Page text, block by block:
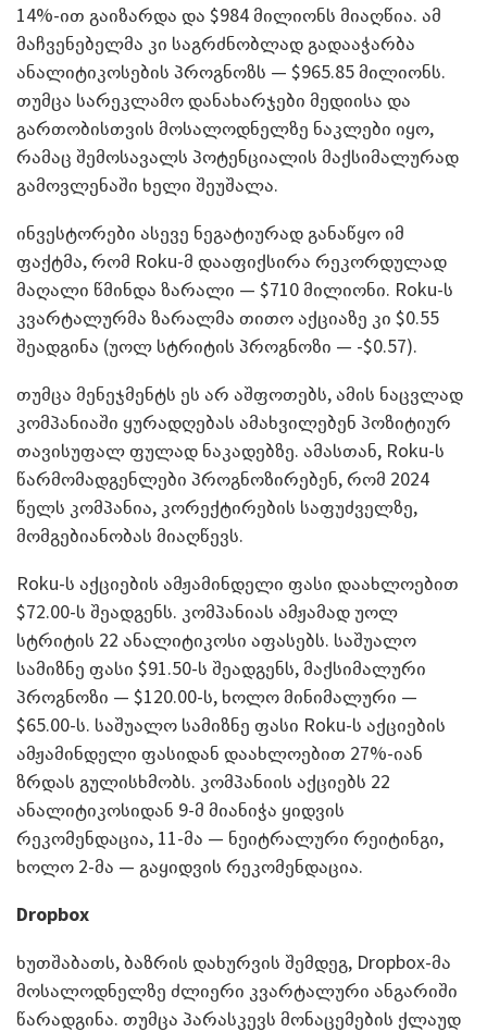
14%-ით გაიზარდა და $984 მილიონს მიაღწია. ამ
მაჩვენებელმა კი საგრძნობლად გადააჭარბა
ანალიტიკოსების პროგნოზს — $965.85 მილიონს.
თუმცა სარეკლამო დანახარჯები მედიისა და
გართობისთვის მოსალოდნელზე ნაკლები იყო,
რამაც შემოსავალს პოტენციალის მაქსიმალურად
გამოვლენაში ხელი შეუშალა.
ინვესტორები ასევე ნეგატიურად განაწყო იმ
ფაქტმა, რომ Roku-მ დააფიქსირა რეკორდულად
მაღალი წმინდა ზარალი — $710 მილიონი. Roku-ს
კვარტალურმა ზარალმა თითო აქციაზე კი $0.55
შეადგინა (უოლ სტრიტის პროგნოზი — -$0.57).
თუმცა მენეჯმენტს ეს არ აშფოთებს, ამის ნაცვლად
კომპანიაში ყურადღებას ამახვილებენ პოზიტიურ
თავისუფალ ფულად ნაკადებზე. ამასთან, Roku-ს
წარმომადგენლები პროგნოზირებენ, რომ 2024
წელს კომპანია, კორექტირების საფუძველზე,
მომგებიანობას მიაღწევს.
Roku-ს აქციების ამჟამინდელი ფასი დაახლოებით
$72.00-ს შეადგენს. კომპანიას ამჟამად უოლ
სტრიტის 22 ანალიტიკოსი აფასებს. საშუალო
სამიზნე ფასი $91.50-ს შეადგენს, მაქსიმალური
პროგნოზი — $120.00-ს, ხოლო მინიმალური —
$65.00-ს. საშუალო სამიზნე ფასი Roku-ს აქციების
ამჟამინდელი ფასიდან დაახლოებით 27%-იან
ზრდას გულისხმობს. კომპანიის აქციებს 22
ანალიტიკოსიდან 9-მ მიანიჭა ყიდვის
რეკომენდაცია, 11-მა — ნეიტრალური რეიტინგი,
ხოლო 2-მა — გაყიდვის რეკომენდაცია.
Dropbox
ხუთშაბათს, ბაზრის დახურვის შემდეგ, Dropbox-მა
მოსალოდნელზე ძლიერი კვარტალური ანგარიში
წარადგინა. თუმცა პარასკევს მონაცემების ქლაუდ